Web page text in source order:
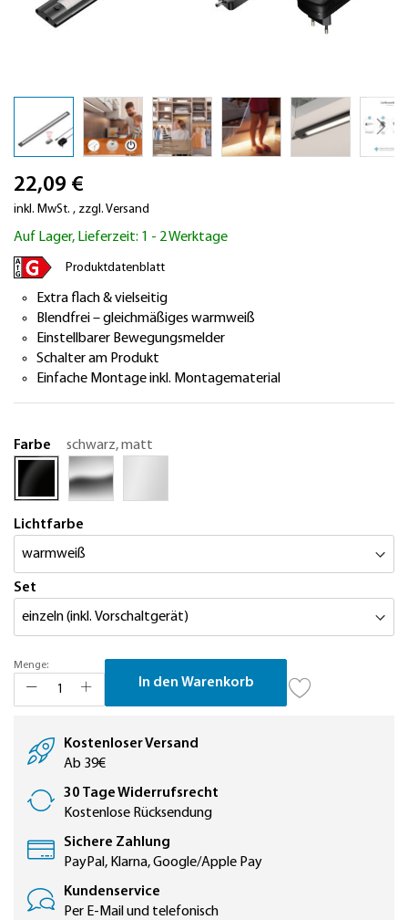
Anfang
der
springen
22,09 €
inkl. MwSt. , zzgl. Versand
Auf Lager, Lieferzeit: 1 - 2 Werktage
Produktdatenblatt
Extra flach & vielseitig
Blendfrei – gleichmäßiges warmweiß
Einstellbarer Bewegungsmelder
Schalter am Produkt
Einfache Montage inkl. Montagematerial
Farbe schwarz, matt
Lichtfarbe
Set
Menge:
In den Warenkorb
Kostenloser Versand
Ab 39€
30 Tage Widerrufsrecht
Kostenlose Rücksendung
Sichere Zahlung
PayPal, Klarna, Google/Apple Pay
Kundenservice
Per E-Mail und telefonisch